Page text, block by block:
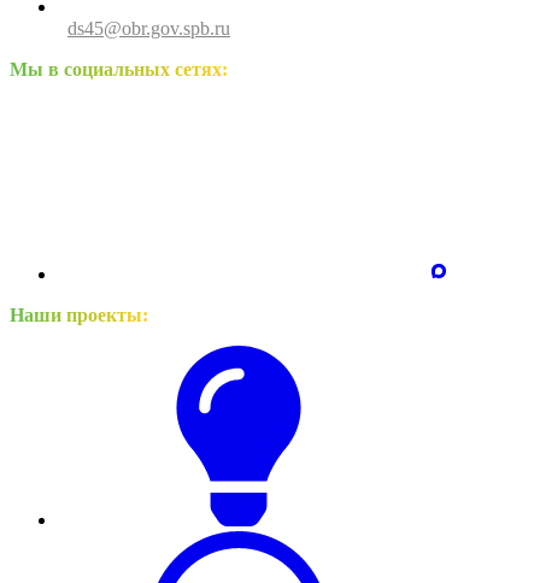
ds45@obr.gov.spb.ru
Мы в социальных сетях:
Наши проекты: